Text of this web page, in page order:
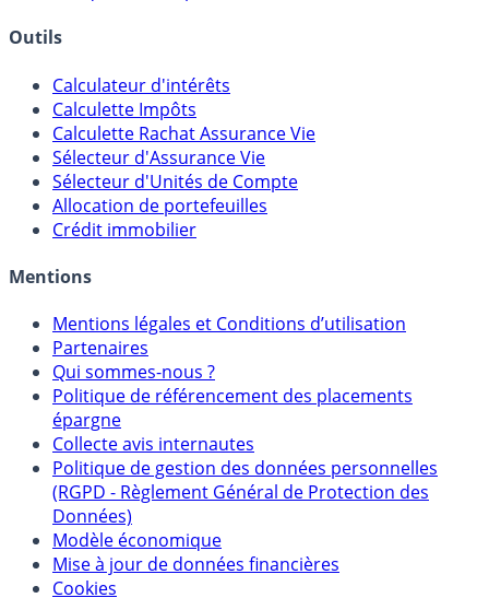
Banques & Comptes rémunérés
Outils
Calculateur d'intérêts
Calculette Impôts
Calculette Rachat Assurance Vie
Sélecteur d'Assurance Vie
Sélecteur d'Unités de Compte
Crédit immobilier
Mentions
Mentions légales et Conditions d’utilisation
Partenaires
Qui sommes-nous ?
Politique de référencement des placements
épargne
Collecte avis internautes
Politique de gestion des données personnelles
(RGPD - Règlement Général de Protection des
Données)
Modèle économique